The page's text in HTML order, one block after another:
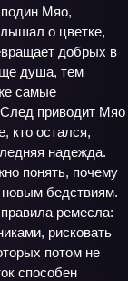
Мяо,
о цветке,
добрых в
душа, тем
самые
приводит Мяо
кто остался,
надежда.
понять, почему
новым бедствиям.
ремесла:
рисковать
потом не
способен